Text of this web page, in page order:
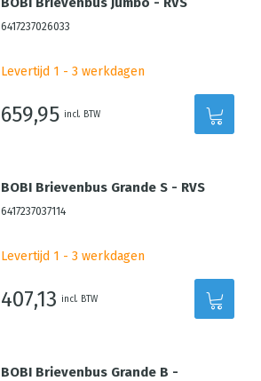
6417237026033
Levertijd 1 - 3 werkdagen
659,95 incl. BTW
BOBI Brievenbus Grande S - RVS
6417237037114
Levertijd 1 - 3 werkdagen
407,13 incl. BTW
BOBI Brievenbus Grande B -